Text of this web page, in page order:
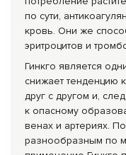
по сути,
кровь. Они же
эритроцитов и
Гинкго является
снижает тенденцию
друг с другом и,
к опасному
венах и артериях.
разнообразным по